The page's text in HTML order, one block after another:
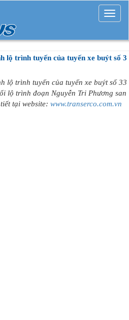
Mở
rộng
lộ trình tuyến của tuyến xe buýt số 3
lộ trình tuyến của tuyến xe buýt số 33
lộ trình đoạn Nguyễn Tri Phương san
tại website: www.transerco.com.vn